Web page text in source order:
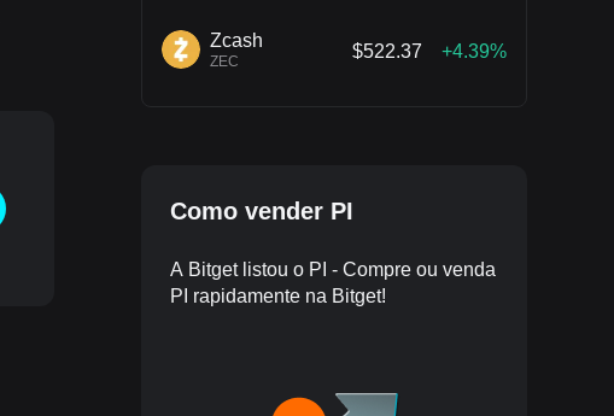
Zcash
ZEC
$522.37 +4.39%
Como vender PI
A Bitget listou o PI - Compre ou venda
PI rapidamente na Bitget!